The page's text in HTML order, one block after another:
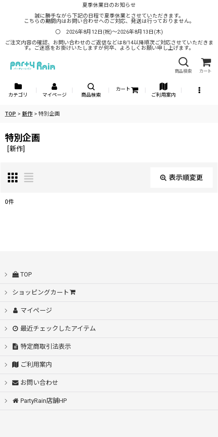
夏季休業日のお知らせ
誠に勝手ながら下記の日程で夏季休業とさせていただきます。
こちらの期間内はお問い合わせへのご対応、発送は行っておりません。
〇 2026年8月12日(祝)～2026年8月13日(木)
ご注文内容の確認、お問い合わせのご返信などは8/14以降順次ご対応させていただきま
す。ご迷惑をお掛けいたしますが何卒、よろしくお願い申し上げます。
商品検索 カート
カテゴリ マイページ 商品検索
カート
ご利用案内
TOP > 新作 > 特別企画
特別企画
[新作]
表示順変更
0件
TOP
ショッピングカート
マイページ
最近チェックしたアイテム
特定商取引法表示
ご利用案内
お問い合わせ
PartyRain店舗HP